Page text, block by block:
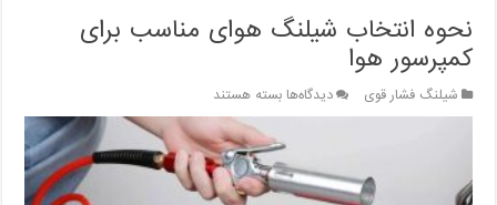
نحوه انتخاب شیلنگ هوای مناسب برای
کمپرسور هوا
شیلنگ فشار قوی دیدگاه‌هابرای
نحوه
انتخاب
شیلنگ
هوای
مناسب
بسته هستند